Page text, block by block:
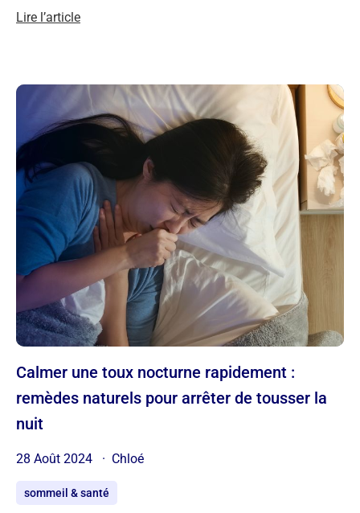
Lire l’article
Calmer une toux nocturne rapidement :
remèdes naturels pour arrêter de tousser la
nuit
28 Août 2024 Chloé
sommeil & santé